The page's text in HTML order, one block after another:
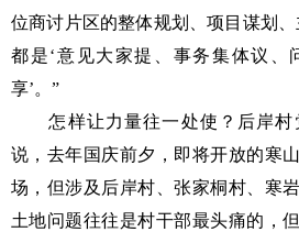
位商讨片区的整体规划、项目谋划
都是‘意见大家提、事务集体议、
享’。”
怎样让力量往一处使？后岸村
说，去年国庆前夕，即将开放的寒
场，但涉及后岸村、张家桐村、寒
土地问题往往是村干部最头痛的，